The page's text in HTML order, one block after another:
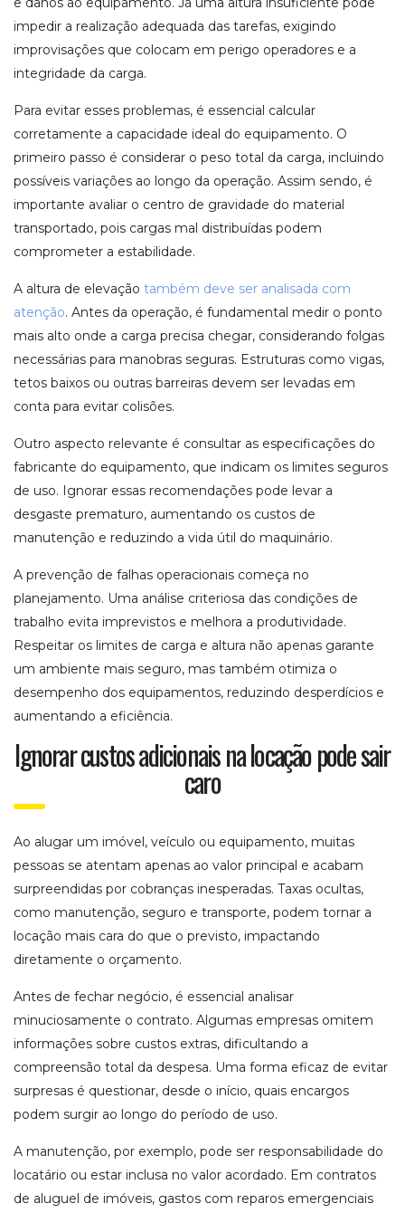
impedir a realização adequada das tarefas, exigindo
improvisações que colocam em perigo operadores e a
integridade da carga.
Para evitar esses problemas, é essencial calcular
corretamente a capacidade ideal do equipamento. O
primeiro passo é considerar o peso total da carga, incluindo
possíveis variações ao longo da operação. Assim sendo, é
importante avaliar o centro de gravidade do material
transportado, pois cargas mal distribuídas podem
comprometer a estabilidade.
A altura de elevação também deve ser analisada com
atenção. Antes da operação, é fundamental medir o ponto
mais alto onde a carga precisa chegar, considerando folgas
necessárias para manobras seguras. Estruturas como vigas,
tetos baixos ou outras barreiras devem ser levadas em
conta para evitar colisões.
Outro aspecto relevante é consultar as especificações do
fabricante do equipamento, que indicam os limites seguros
de uso. Ignorar essas recomendações pode levar a
desgaste prematuro, aumentando os custos de
manutenção e reduzindo a vida útil do maquinário.
A prevenção de falhas operacionais começa no
planejamento. Uma análise criteriosa das condições de
trabalho evita imprevistos e melhora a produtividade.
Respeitar os limites de carga e altura não apenas garante
um ambiente mais seguro, mas também otimiza o
desempenho dos equipamentos, reduzindo desperdícios e
aumentando a eficiência.
Ignorar custos adicionais na locação pode sair
caro
Ao alugar um imóvel, veículo ou equipamento, muitas
pessoas se atentam apenas ao valor principal e acabam
surpreendidas por cobranças inesperadas. Taxas ocultas,
como manutenção, seguro e transporte, podem tornar a
locação mais cara do que o previsto, impactando
diretamente o orçamento.
Antes de fechar negócio, é essencial analisar
minuciosamente o contrato. Algumas empresas omitem
informações sobre custos extras, dificultando a
compreensão total da despesa. Uma forma eficaz de evitar
surpresas é questionar, desde o início, quais encargos
podem surgir ao longo do período de uso.
A manutenção, por exemplo, pode ser responsabilidade do
locatário ou estar inclusa no valor acordado. Em contratos
de aluguel de imóveis, gastos com reparos emergenciais